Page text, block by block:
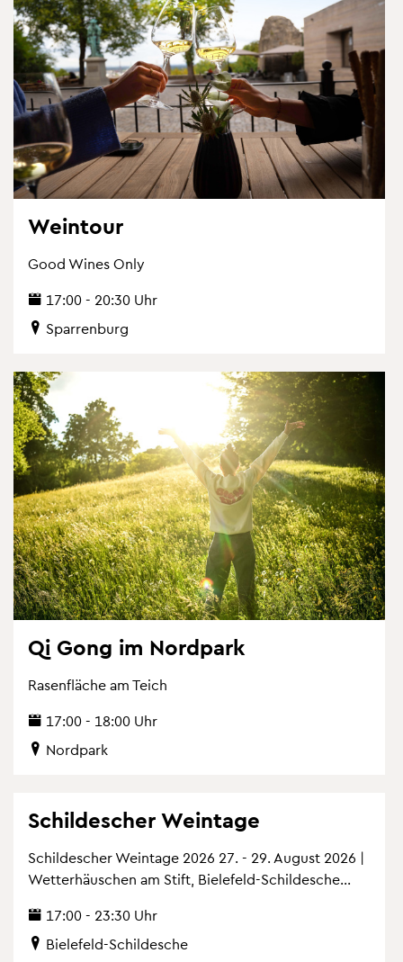
Wein­tour
Good Wines Only
17:00 - 20:30 Uhr
Spar­ren­burg
Qi Gong im Nord­park
Ra­sen­flä­che am Teich
17:00 - 18:00 Uhr
Nord­park
Schil­descher Wein­ta­ge
Schil­descher Wein­ta­ge 2026 27. - 29. Au­gust 2026 |
Wet­ter­häus­chen am Stift, Bie­le­feld-Schil­desche...
17:00 - 23:30 Uhr
Bie­le­feld-Schil­desche